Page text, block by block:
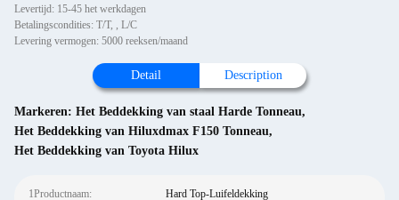
Levertijd: 15-45 het werkdagen
Betalingscondities: T/T, , L/C
Levering vermogen: 5000 reeksen/maand
Detail Description
Markeren: Het Beddekking van staal Harde Tonneau,
Het Beddekking van Hiluxdmax F150 Tonneau,
Het Beddekking van Toyota Hilux
1Productnaam: Hard Top-Luifeldekking